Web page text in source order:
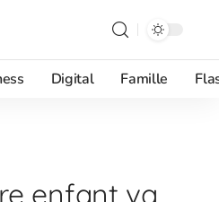
Digital Famille
enfant va